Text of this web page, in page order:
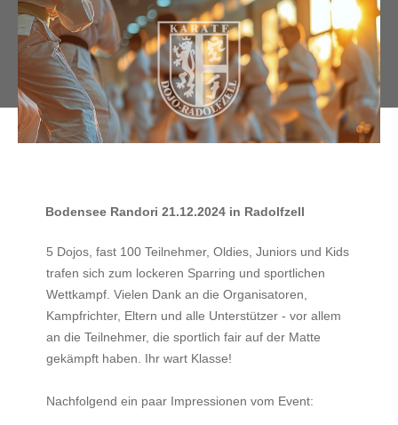
Bodensee Randori 21.12.2024 in Radolfzell
5 Dojos, fast 100 Teilnehmer, Oldies, Juniors und Kids
trafen sich zum lockeren Sparring und sportlichen
Wettkampf. Vielen Dank an die Organisatoren,
Kampfrichter, Eltern und alle Unterstützer - vor allem
an die Teilnehmer, die sportlich fair auf der Matte
gekämpft haben. Ihr wart Klasse!
Nachfolgend ein paar Impressionen vom Event: